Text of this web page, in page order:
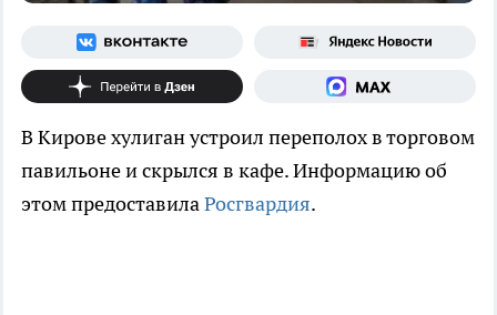
В Кирове хулиган устроил переполох в торговом
павильоне и скрылся в кафе. Информацию об
этом предоставилаРосгвардия.